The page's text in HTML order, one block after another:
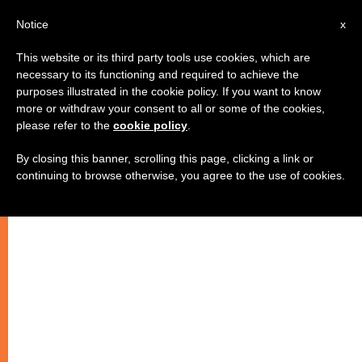
المحاكمة الأولى في قضية فاتيليكس:
سجن باولو غابريالي لـ18 شهر
x
Notice
This website or its third party tools use cookies, which are
necessary to its functioning and required to achieve the
purposes illustrated in the cookie policy. If you want to know
more or withdraw your consent to all or some of the cookies,
please refer to the cookie policy
By closing this banner, scrolling this page, clicking a link or
continuing to browse otherwise, you agree to the use of cookies.